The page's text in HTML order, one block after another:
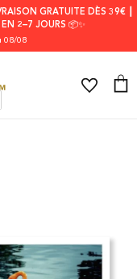
GRATUITE DÈS 39€ ┃
2–7 JOURS 📦✨
08/08